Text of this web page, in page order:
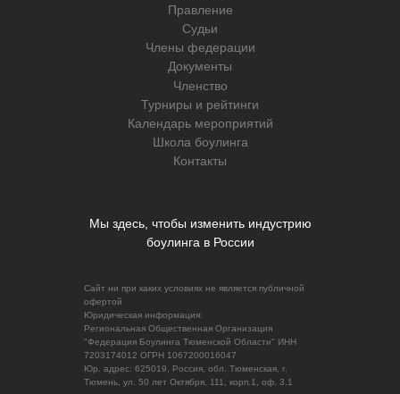
Сайт ни при каких условиях не является публичной
офертой
Юридическая информация:
Региональная Общественная Организация
"Федерация Боулинга Тюменской Области" ИНН
7203174012 ОГРН 1067200016047
Юр. адрес: 625019, Россия, обл. Тюменская, г.
Тюмень, ул. 50 лет Октября, 111, корп.1, оф. 3.1
Мы здесь, чтобы изменить индустрию
боулинга в России
Правление
Судьи
Члены федерации
Документы
Членство
Турниры и рейтинги
Календарь мероприятий
Школа боулинга
Контакты